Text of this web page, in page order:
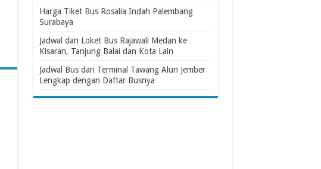
Harga Tiket Bus Rosalia Indah Palembang
Surabaya
Jadwal dan Loket Bus Rajawali Medan ke
Kisaran, Tanjung Balai dan Kota Lain
Jadwal Bus dari Terminal Tawang Alun Jember
Lengkap dengan Daftar Busnya